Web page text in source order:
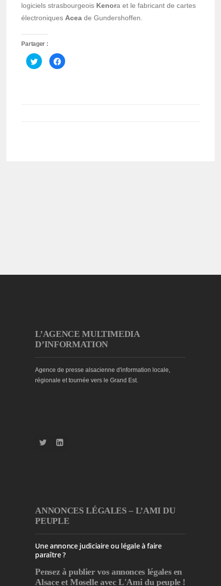
logiciels strasbourgeois Kenora et le fabricant de cartes
électroniques Acea de Gundershoffen.
Partager :
Cliquez
pour
partager
Cliquez
pour
L’AGENCE MULTIMEDIA
D’INFORMATION
Agence de presse alsacienne d'information locale,
régionale et tournée vers le Grand Est.
ANNONCES LÉGALES – L’AMI DU
PEUPLE
Une annonce judiciaire ou légale à faire
paraître ?
Pensez à publiervos annonces légales en
Alsace et Moselle avec L'Ami du peuple !